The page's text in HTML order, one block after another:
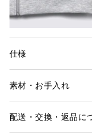
仕様
素材・お手入れ
配送・交換・返品に